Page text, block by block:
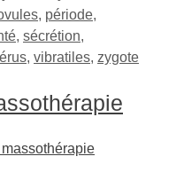
, période,
, sécrétion,
, vibratiles, zygote